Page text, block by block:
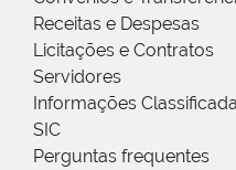
Receitas e Despesas
Licitações e Contratos
Servidores
Informações
SIC
Perguntas frequentes